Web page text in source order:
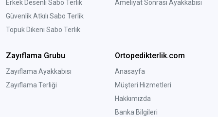
Erkek Desenli Sabo Terlik
Güvenlik Atkılı Sabo Terlik
Topuk Dikeni Sabo Terlik
Ameliyat Sonrası Ayakkabısı
Zayıflama Grubu
Zayıflama Ayakkabısı
Zayıflama Terliği
Ortopedikterlik.com
Anasayfa
Müşteri Hizmetleri
Hakkımızda
Banka Bilgileri